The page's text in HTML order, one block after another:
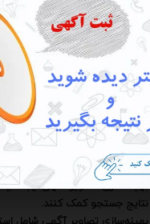
عنوان آگهی مهم‌ترین بخش آن
اصلی در آن به کار روند.
عنوان باید جذاب رسا و مرتبط با
توضیحات آگهی فرصتی است تا
بیشتری استفاده کنیم.
توضیحات باید دقیق واضح و
برچسب‌ها نیز به موتورهای
باید از برچسب‌های مرتبط و
علاوه بر استفاده از -
در متن آگهی باید به سایر عوامل
بهینه‌سازی تصاویر آگهی ایجاد
نتایج جستجو کمک کنند.